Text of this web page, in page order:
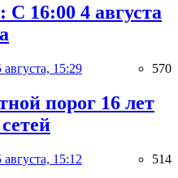
16:00 4 августа
августа, 15:29 570
порог 16 лет
августа, 15:12 514